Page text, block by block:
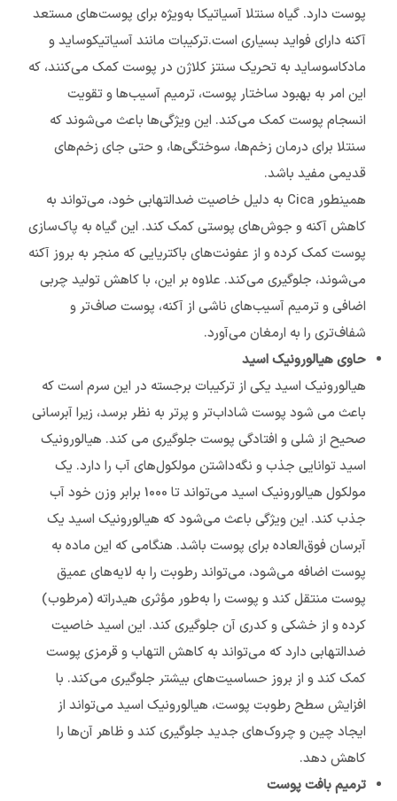
پوست دارد. گیاه سنتلا آسیاتیکا به‌ویژه برای پوست‌های مستعد
آکنه دارای فواید بسیاری است.ترکیبات مانند آسیاتیکوساید و
مادکاسوساید به تحریک سنتز کلاژن در پوست کمک می‌کنند، که
این امر به بهبود ساختار پوست، ترمیم آسیب‌ها و تقویت
انسجام پوست کمک می‌کند. این ویژگی‌ها باعث می‌شوند که
سنتلا برای درمان زخم‌ها، سوختگی‌ها، و حتی جای زخم‌های
قدیمی مفید باشد.
همینطور Cica به دلیل خاصیت ضدالتهابی خود، می‌تواند به
کاهش آکنه و جوش‌های پوستی کمک کند. این گیاه به پاک‌سازی
پوست کمک کرده و از عفونت‌های باکتریایی که منجر به بروز آکنه
می‌شوند، جلوگیری می‌کند. علاوه بر این، با کاهش تولید چربی
اضافی و ترمیم آسیب‌های ناشی از آکنه، پوست صاف‌تر و
شفاف‌تری را به ارمغان می‌آورد.
حاوی هیالورونیک اسید
هیالورونیک اسید یکی از ترکیبات برجسته در این سرم است که
باعث می شود پوست شاداب‌تر و پرتر به نظر برسد، زیرا آبرسانی
صحیح از شلی و افتادگی پوست جلوگیری می کند. هیالورونیک
اسید توانایی جذب و نگه‌داشتن مولکول‌های آب را دارد. یک
مولکول هیالورونیک اسید می‌تواند تا 1000 برابر وزن خود آب
جذب کند. این ویژگی باعث می‌شود که هیالورونیک اسید یک
آبرسان فوق‌العاده برای پوست باشد. هنگامی که این ماده به
پوست اضافه می‌شود، می‌تواند رطوبت را به لایه‌های عمیق
پوست منتقل کند و پوست را به‌طور مؤثری هیدراته (مرطوب)
کرده و از خشکی و کدری آن جلوگیری کند. این اسید خاصیت
ضدالتهابی دارد که می‌تواند به کاهش التهاب و قرمزی پوست
کمک کند و از بروز حساسیت‌های بیشتر جلوگیری می‌کند. با
افزایش سطح رطوبت پوست، هیالورونیک اسید می‌تواند از
ایجاد چین و چروک‌های جدید جلوگیری کند و ظاهر آن‌ها را
کاهش دهد.
ترمیم بافت پوست